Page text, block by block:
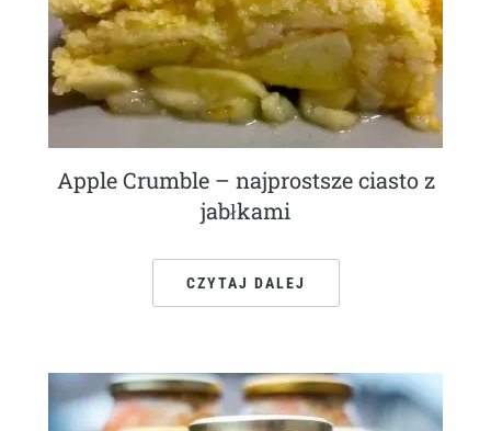
Apple Crumble – najprostsze ciasto z
jabłkami
CZYTAJ DALEJ